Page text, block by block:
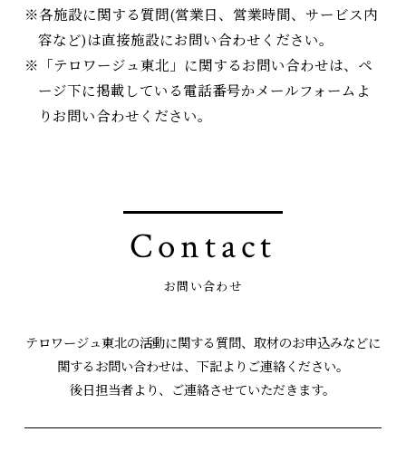
各施設に関する質問(営業日、営業時間、サービス内
容など)は直接施設にお問い合わせください。
「テロワージュ東北」に関するお問い合わせは、ペ
ージ下に掲載している電話番号かメールフォームよ
りお問い合わせください。
Contact
お問い合わせ
テロワージュ東北の活動に関する質問、取材のお申込みなどに
関するお問い合わせは、下記よりご連絡ください。
後日担当者より、ご連絡させていただきます。